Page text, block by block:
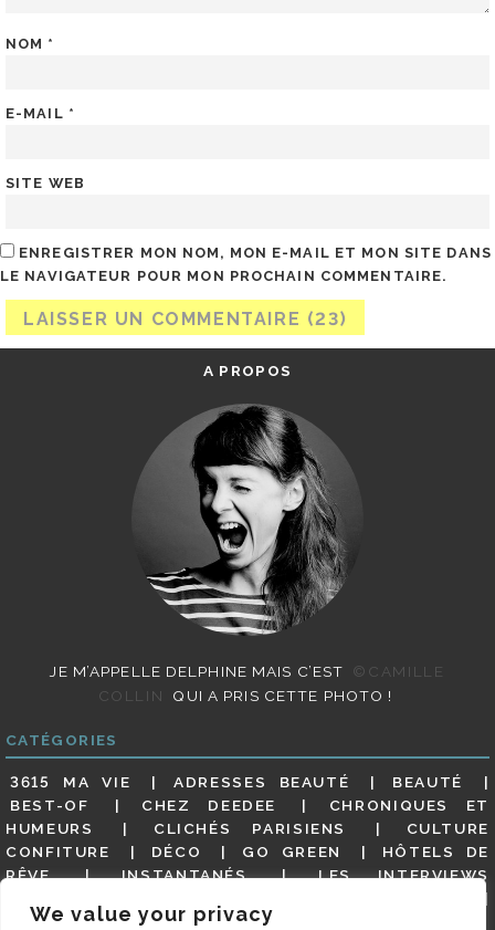
We value your privacy
NOM *
E-MAIL *
SITE WEB
ENREGISTRER MON NOM, MON E-MAIL ET MON SITE DANS
LE NAVIGATEUR POUR MON PROCHAIN COMMENTAIRE.
A PROPOS
JE M’APPELLE DELPHINE MAIS C’EST
©CAMILLE
COLLIN
QUI A PRIS CETTE PHOTO !
CATÉGORIES
3615 MA VIE ADRESSES BEAUTÉ
BEAUTÉ
BEST-OF
CHEZ DEEDEE
CHRONIQUES ET
HUMEURS
CLICHÉS PARISIENS
CULTURE
CONFITURE
DÉCO GO GREEN
HÔTELS DE
RÊVE
INSTANTANÉS
LES INTERVIEWS
MES ADRESSES
MODE